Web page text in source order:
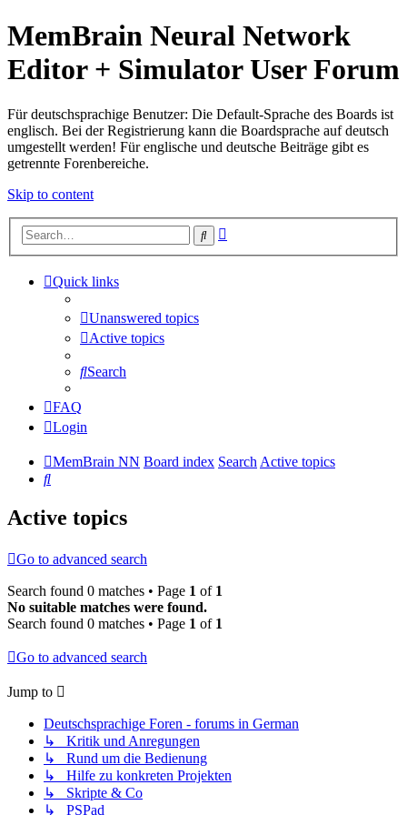
MemBrain Neural Network
Editor + Simulator User Forum
Für deutschsprachige Benutzer: Die Default-Sprache des Boards ist
englisch. Bei der Registrierung kann die Boardsprache auf deutsch
umgestellt werden! Für englische und deutsche Beiträge gibt es
getrennte Forenbereiche.
Skip to content
Search
Quick links
Unanswered topics
Active topics
Search
FAQ
Login
MemBrain NN Board index SearchActive topics
Search
Active topics
Go to advanced search
Search found 0 matches • Page 1 of 1
No suitable matches were found.
Search found 0 matches • Page 1 of 1
Go to advanced search
Jump to
Deutschsprachige Foren - forums in German
↳ Kritik und Anregungen
↳ Rund um die Bedienung
↳ Hilfe zu konkreten Projekten
↳ Skripte & Co
↳ PSPad